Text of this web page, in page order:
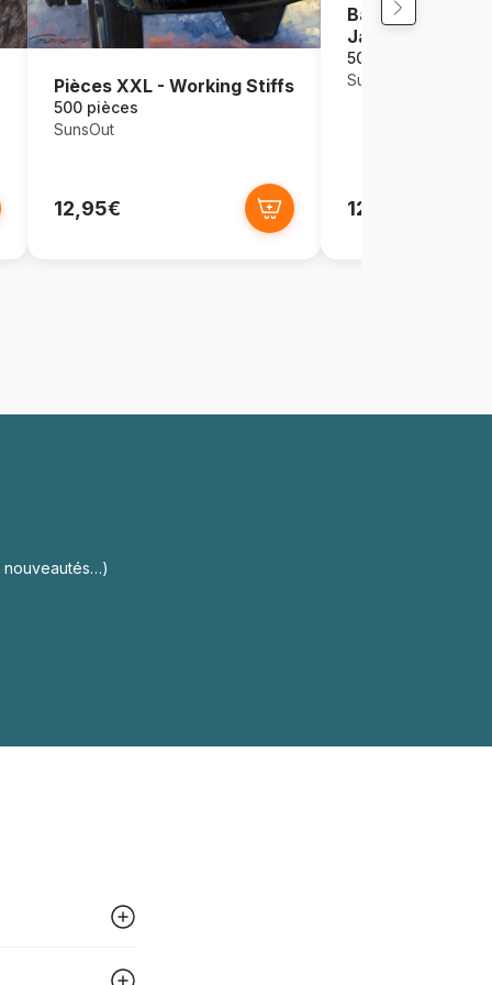
Pièces XXL - Working Stiffs
500 pièces
SunsOut
12,95€
Bain Moussant
Jardin
500 pièces
SunsOut
12,95€
nouveautés…)